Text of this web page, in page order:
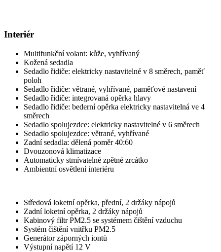
Interiér
Multifunkční volant: kůže, vyhřívaný
Kožená sedadla
Sedadlo řidiče: elektricky nastavitelné v 8 směrech, paměť
poloh
Sedadlo řidiče: větrané, vyhřívané, paměťové nastavení
Sedadlo řidiče: integrovaná opěrka hlavy
Sedadlo řidiče: bederní opěrka elektricky nastavitelná ve 4
směrech
Sedadlo spolujezdce: elektricky nastavitelné v 6 směrech
Sedadlo spolujezdce: větrané, vyhřívané
Zadní sedadla: dělená poměr 40:60
Dvouzonová klimatizace
Automaticky stmívatelné zpětné zrcátko
Ambientní osvětlení interiéru
Středová loketní opěrka, přední, 2 držáky nápojů
Zadní loketní opěrka, 2 držáky nápojů
Kabinový filtr PM2.5 se systémem čištění vzduchu
Systém čištění vnitřku PM2.5
Generátor záporných iontů
Výstupní napětí 12 V